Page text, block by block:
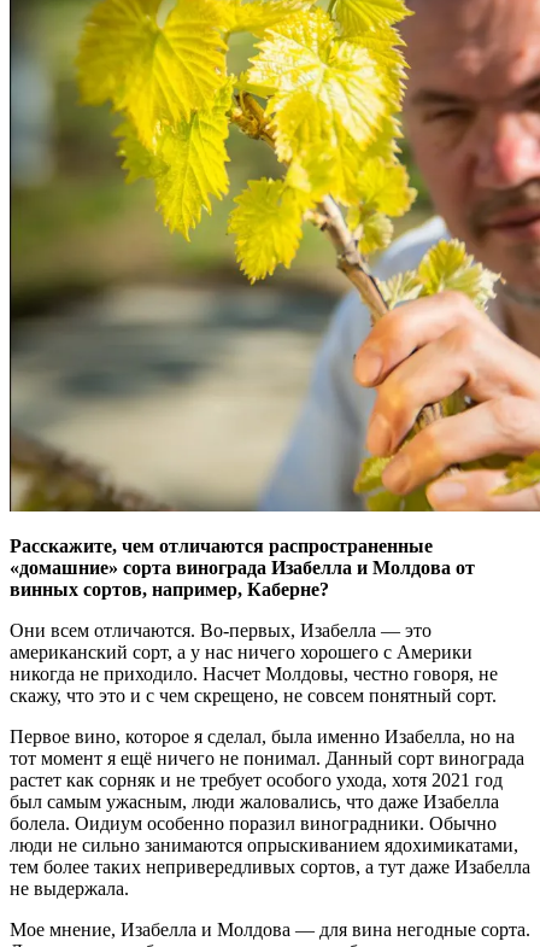
Расскажите, чем отличаются распространенные
«домашние» сорта винограда Изабелла и Молдова от
винных сортов, например, Каберне?
Они всем отличаются. Во-первых, Изабелла — это
американский сорт, а у нас ничего хорошего с Америки
никогда не приходило. Насчет Молдовы, честно говоря, не
скажу, что это и с чем скрещено, не совсем понятный сорт.
Первое вино, которое я сделал, была именно Изабелла, но на
тот момент я ещё ничего не понимал. Данный сорт винограда
растет как сорняк и не требует особого ухода, хотя 2021 год
был самым ужасным, люди жаловались, что даже Изабелла
болела. Оидиум особенно поразил виноградники. Обычно
люди не сильно занимаются опрыскиванием ядохимикатами,
тем более таких непривередливых сортов, а тут даже Изабелла
не выдержала.
Мое мнение, Изабелла и Молдова — для вина негодные сорта.